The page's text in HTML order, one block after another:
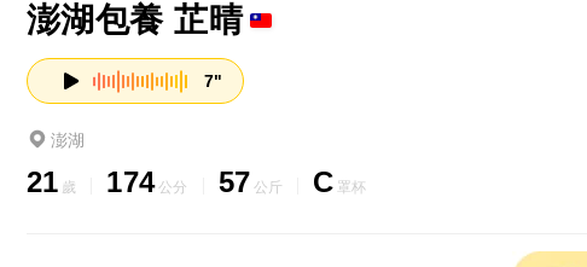
澎湖包養 芷晴
7"
澎湖
21 歲 174公分 57 公斤 C 罩杯